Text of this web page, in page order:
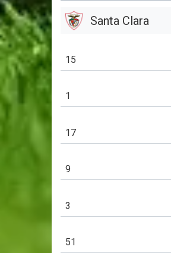
Santa Clara
15
1
17
9
3
51